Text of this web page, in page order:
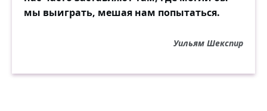
мы выиграть, мешая нам попытаться.
Уильям Шекспир